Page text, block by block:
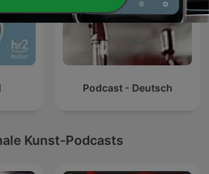
Podcast - Deutsch
Kunst-Podcasts